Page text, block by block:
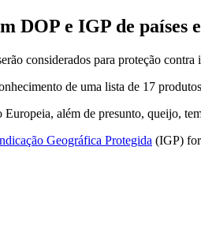
DOP e IGP de países
considerados para proteção
de uma lista de 17
além de presunto, queijo,
Geográfica Protegida (IGP)